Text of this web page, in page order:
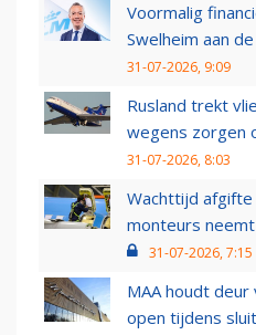
Voormalig
Swelheim aan
31-07-2026, 9:09
Rusland trekt
wegens zorgen
31-07-2026, 8:03
Wachttijd
monteurs
31-07-2026, 7:15
MAA houdt deur
open tijdens